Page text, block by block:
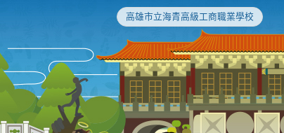
高雄市立海青高級工商職業學校